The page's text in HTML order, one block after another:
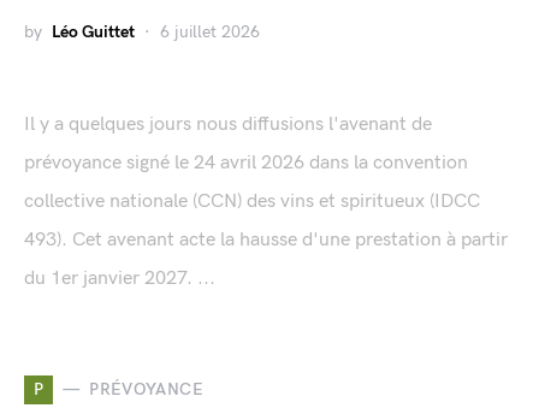
by Léo Guittet 6 juillet 2026
Il y a quelques jours nous diffusions l'avenant de
prévoyance signé le 24 avril 2026 dans la convention
collective nationale (CCN) des vins et spiritueux (IDCC
493). Cet avenant acte la hausse d'une prestation à partir
du 1er janvier 2027. ...
P PRÉVOYANCE